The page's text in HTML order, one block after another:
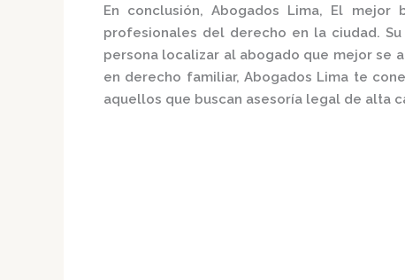
En conclusión,Abogados Lima, El mejor
profesionales del derecho en la ciudad.
persona localizar al abogado que mejor se
en derecho familiar,Abogados Lima te
aquellos que buscan asesoría legal de alta